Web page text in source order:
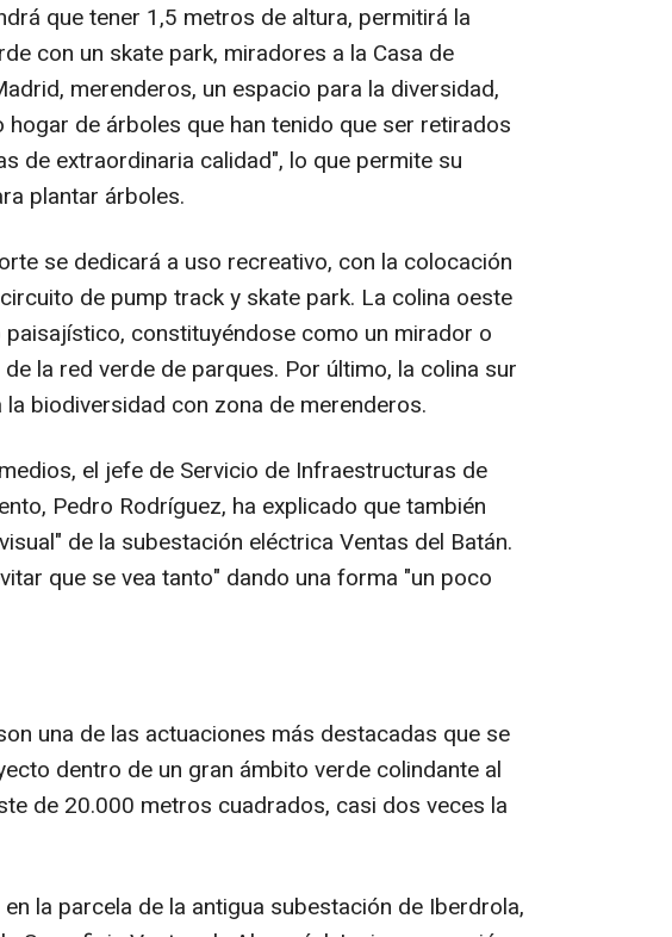
que tener 1,5 metros de altura, permitirá la
con un skate park, miradores a la Casa de
merenderos, un espacio para la diversidad,
hogar de árboles que han tenido que ser retirados
de extraordinaria calidad", lo que permite su
plantar árboles.
se dedicará a uso recreativo, con la colocación
de pump track y skate park. La colina oeste
constituyéndose como un mirador o
la red verde de parques. Por último, la colina sur
biodiversidad con zona de merenderos.
el jefe de Servicio de Infraestructuras de
Pedro Rodríguez, ha explicado que también
de la subestación eléctrica Ventas del Batán.
que se vea tanto" dando una forma "un poco
una de las actuaciones más destacadas que se
dentro de un gran ámbito verde colindante al
de 20.000 metros cuadrados, casi dos veces la
la parcela de la antigua subestación de Iberdrola,